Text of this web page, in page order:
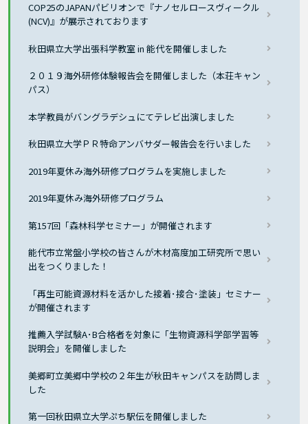
COP25のJAPANパビリオンで『ナノセルロースヴィークル
(NCV)』が展示されております
秋田県立大学出張科学教室 in 能代を開催しました
２０１９海外研修体験報告会を開催しました（本荘キャン
パス）
本学教員がバングラデシュにてテレビ出演しました
秋田県立大学ＰＲ特命アンバサダー報告会を行いました
2019年夏休み海外研修プログラムを実施しました
2019年夏休み海外研修プログラム
第157回「森林科学セミナー」が開催されます
能代市立常盤小学校の皆さんが木材高度加工研究所で思い
出をつくりました！
「再生可能資源材料を活かした接着･接合･塗装」セミナー
が開催されます
推薦入学試験A･B合格者を対象に「生物資源科学部学習等
説明会」を開催しました
美郷町立美郷中学校の２年生が秋田キャンパスを訪問しま
した
第一回秋田県立大学ぷち駅伝を開催しました